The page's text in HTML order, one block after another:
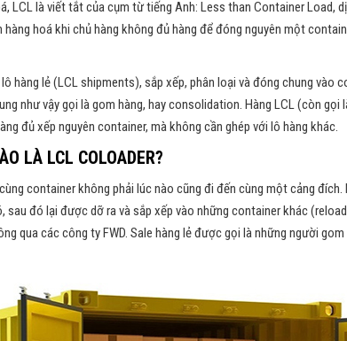
LCL là viết tắt của cụm từ tiếng Anh: Less than Container Load,
hoá khi chủ hàng không đủ hàng để đóng nguyên một
hàng lẻ (LCL shipments), sắp xếp, phân loại và đóng chung vào
như vậy gọi là gom hàng, hay consolidation. Hàng LCL (còn
đủ xếp nguyên container, mà không cần ghép với lô hàng khác.
LÀ LCL COLOADER?
container không phải lúc nào cũng đi đến cùng một cảng
đó lại được dỡ ra và sắp xếp vào những container khác
qua các công ty FWD. Sale hàng lẻ được gọi là những người gom